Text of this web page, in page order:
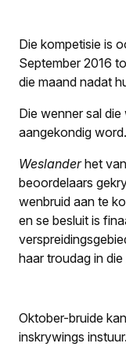
Die kompetisie is
September 2016
die maand nadat
Die wenner sal
aangekondig word.
Weslanderhet
beoordelaars
wenbruid aan te
en se besluit is
haar troudag in
Oktober-bruide
inskrywings